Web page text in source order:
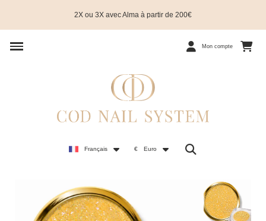
2X ou 3X avec Alma à partir de 200€
Mon compte
Français € Euro